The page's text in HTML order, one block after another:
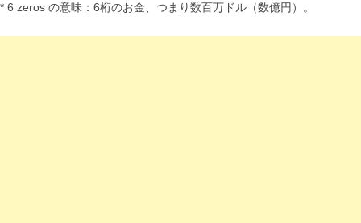
* 6 zeros の意味：6桁のお金、つまり数百万ドル（数億円）。